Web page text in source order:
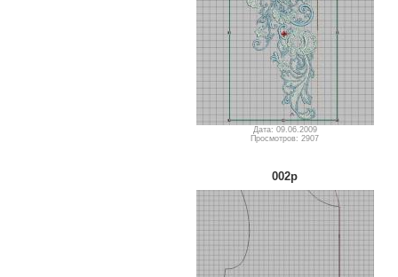
Дата: 09.06.2009
Просмотров: 2907
002p